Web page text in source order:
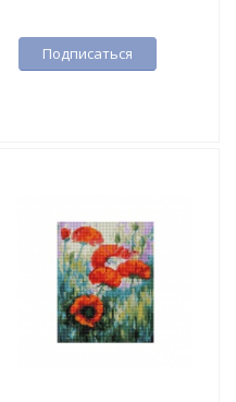
Подписаться